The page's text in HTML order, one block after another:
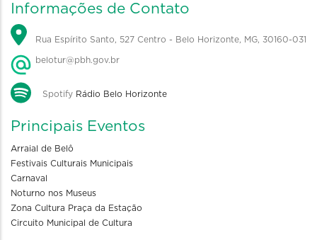
Informações de Contato
Rua Espírito Santo, 527 Centro - Belo Horizonte, MG, 30160-031
belotur@pbh.gov.br
Spotify Rádio Belo Horizonte
Principais Eventos
Arraial de Belô
Festivais Culturais Municipais
Carnaval
Noturno nos Museus
Zona Cultura Praça da Estação
Circuito Municipal de Cultura